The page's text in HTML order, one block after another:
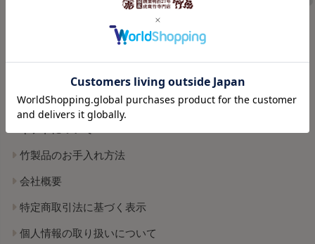
返品・交換について
ポイントについて
竹製品のお手入れ方法
会社概要
特定商取引法に基づく表示
個人情報の取り扱いについて